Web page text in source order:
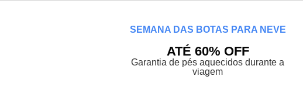
SEMANA DAS BOTAS PARA NEVE
ATÉ 60% OFF
Garantia de pés aquecidos durante a
viagem
Promoções Destaques Sobre nós
Termos mais buscados